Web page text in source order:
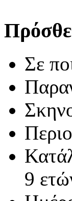
Σε
9